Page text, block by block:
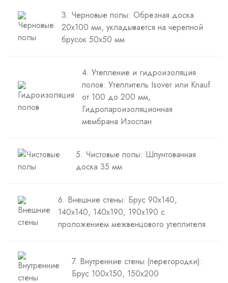
3. Черновые полы: Обрезная доска
20х100 мм, укладывается на черепной
брусок 50х50 мм
4. Утепление и гидроизоляция
полов: Утеплитель Isover или Knauf
от 100 до 200 мм,
Гидропароизоляционная
мембрана Изоспан
5. Чистовые полы: Шпунтованная
доска 35 мм
6. Внешние стены: Брус 90х140,
140х140, 140х190, 190х190 с
проложением межвенцового утеплителя
7. Внутренние стены (перегородки):
Брус 100х150, 150х200